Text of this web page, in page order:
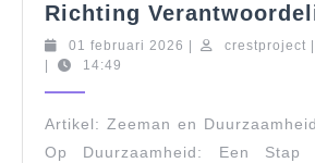
Richting
01 februari 2026 01
crestproject
14:49
Artikel: Zeeman en
Op Duurzaamheid: Een